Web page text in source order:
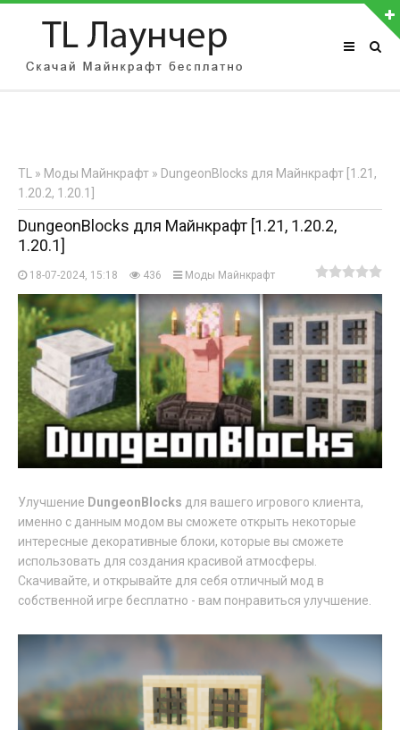
АВТОРИЗАЦИЯ НА САЙТЕ
Регистрация
TL » Моды Майнкрафт » DungeonBlocks для Майнкрафт [1.21,
1.20.2, 1.20.1]
DungeonBlocks для Майнкрафт [1.21, 1.20.2,
1.20.1]
18-07-2024, 15:18 436 Моды Майнкрафт
Улучшение DungeonBlocks для вашего игрового клиента,
именно с данным модом вы сможете открыть некоторые
интересные декоративные блоки, которые вы сможете
использовать для создания красивой атмосферы.
Скачивайте, и открывайте для себя отличный мод в
собственной игре бесплатно - вам понравиться улучшение.